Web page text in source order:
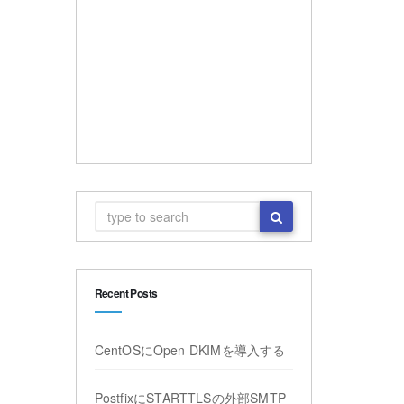
Recent Posts
CentOSにOpen DKIMを導入する
PostfixにSTARTTLSの外部SMTP